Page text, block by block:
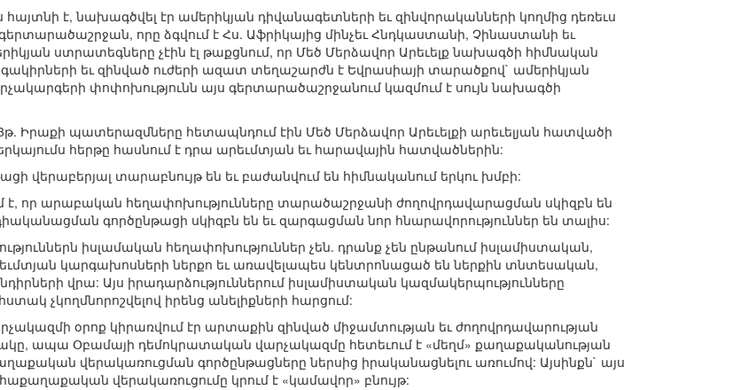
հայտնի է, նախագծվել էր ամերիկյան դիվանագետների եւ զինվորականների կողմից դեռեւս
որը ձգվում է Հս. Աֆրիկայից մինչեւ Հնդկաստանի, Չինաստանի եւ
ստրատեգները չէին էլ թաքցնում, որ Մեծ Մերձավոր Արեւելք նախագծի հիմնական
եւ զինված ուժերի ազատ տեղաշարժն է Եվրասիայի տարածքով` ամերիկյան
փոփոխությունն այս գերտարածաշրջանում կազմում է սույն նախագծի
Իրաքի պատերազմները հետապնդում էին Մեծ Մերձավոր Արեւելքի արեւելյան հատվածի
հերթը հասնում է դրա արեւմտյան եւ հարավային հատվածներին:
վերաբերյալ տարաբնույթ են եւ բաժանվում են հիմնականում երկու խմբի:
է, որ արաբական հեղափոխությունները տարածաշրջանի ժողովրդավարացման սկիզբն են
գործընթացի սկիզբն են եւ զարգացման նոր հնարավորություններ են տալիս:
իսլամական հեղափոխություններ չեն. դրանք չեն ընթանում իսլամիստական,
կարգախոսների ներքո եւ առավելապես կենտրոնացած են ներքին տնտեսական,
վրա: Այս իրադարձություններում իսլամիստական կազմակերպությունները
չկողմնորոշվելով իրենց անելիքների հարցում:
օրոք կիրառվում էր արտաքին զինված միջամտության եւ ժողովրդավարության
ապա Օբամայի դեմոկրատական վարչակազմը հետեւում է «մեղմ» քաղաքականության
վերակառուցման գործընթացները ներսից իրականացնելու առումով: Այսինքն` այս
վերակառուցումը կրում է «կամավոր» բնույթ: